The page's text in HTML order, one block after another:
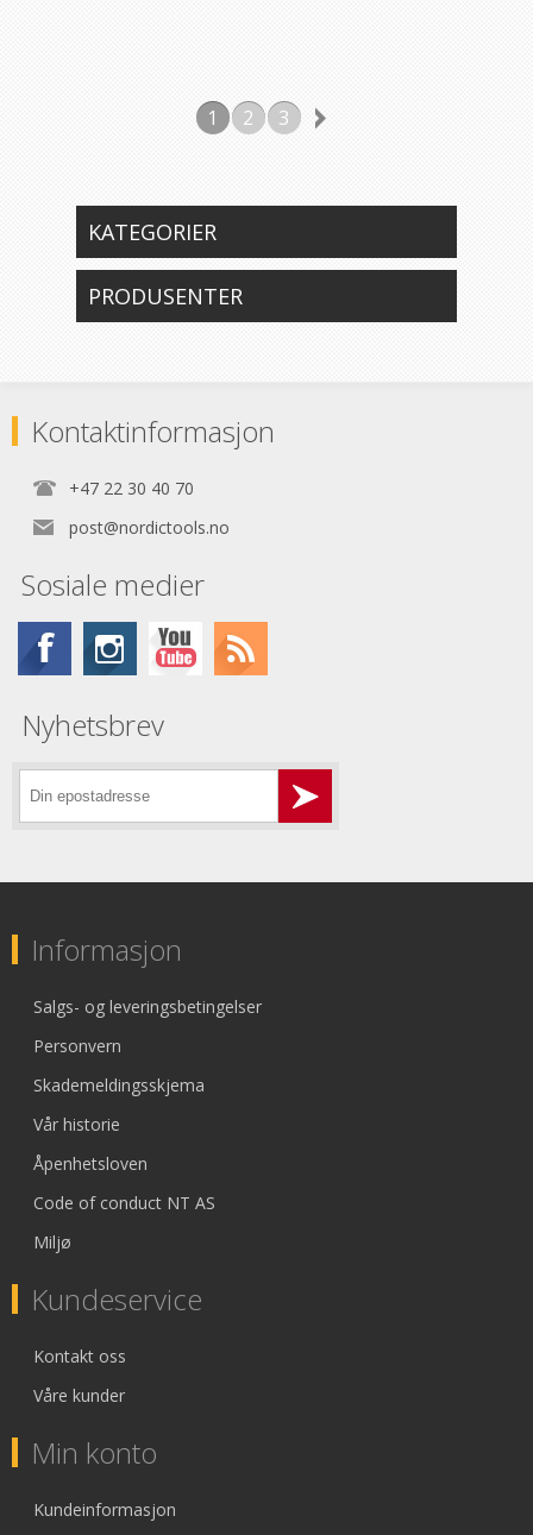
1 2 3
KATEGORIER
PRODUSENTER
Kontaktinformasjon
+47 22 30 40 70
post@nordictools.no
Sosiale medier
Nyhetsbrev
Informasjon
Salgs- og leveringsbetingelser
Personvern
Skademeldingsskjema
Vår historie
Åpenhetsloven
Code of conduct NT AS
Miljø
Kundeservice
Kontakt oss
Våre kunder
Min konto
Kundeinformasjon